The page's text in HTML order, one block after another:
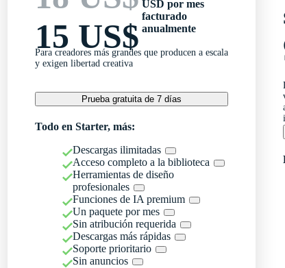
15 US$
USD por mes
facturado
anualmente
Para creadores más grandes que producen a escala
y exigen libertad creativa
Prueba gratuita de 7 días
Todo en Starter, más:
Descargas ilimitadas
Acceso completo a la biblioteca
Herramientas de diseño
profesionales
Funciones de IA premium
Un paquete por mes
Sin atribución requerida
Descargas más rápidas
Soporte prioritario
Sin anuncios